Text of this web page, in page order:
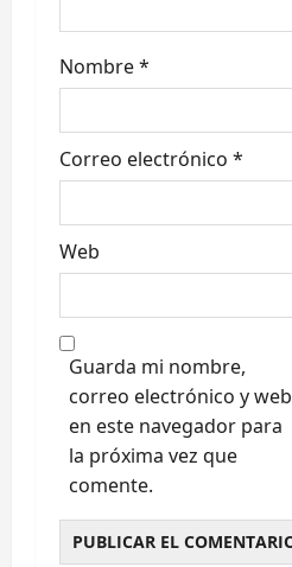
d
a
s
Nombre*
Correo electrónico *
Web
Guarda mi nombre,
correo electrónico y web
en este navegador para
la próxima vez que
comente.